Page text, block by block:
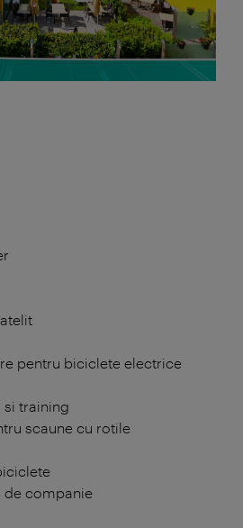
pentru biciclete electrice
si training
scaune cu rotile
de companie